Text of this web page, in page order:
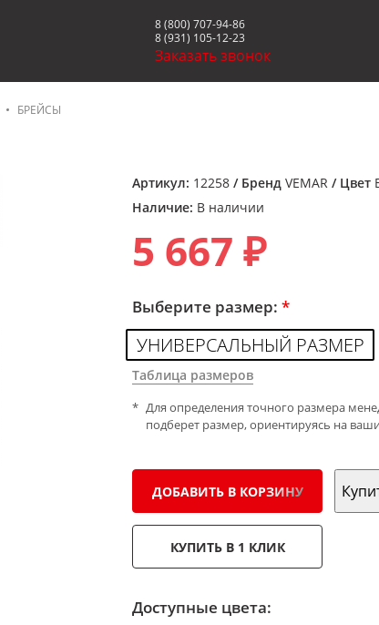
8 (800) 707-94-86
8 (931) 105-12-23
Заказать звонок
БРЕЙСЫ
Артикул: 12258 / Бренд VEMAR / Цвет
Наличие: В наличии
5 667 ₽
Выберите размер: *
УНИВЕРСАЛЬНЫЙ РАЗМЕР
Таблица размеров
Для определения точного размера
подберет размер, ориентируясь на
ДОБАВИТЬ В КОРЗИНУ
КУПИТЬ В 1 КЛИК
Доступные цвета: